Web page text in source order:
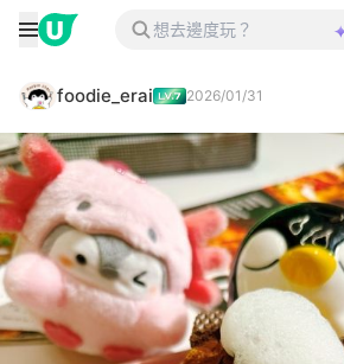
foodie_erai 2026/01/31